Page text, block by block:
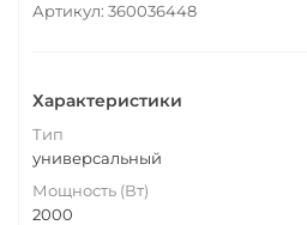
Артикул: 360036448
Характеристики
Тип
универсальный
Мощность (Вт)
2000